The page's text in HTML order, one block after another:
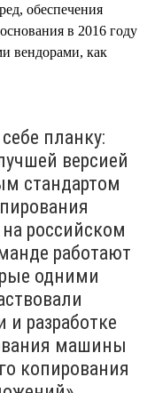
обеспечения
в 2016 году
вендорами, как
планку:
версией
стандартом
российском
работают
одними
и разработке
машины
копирования